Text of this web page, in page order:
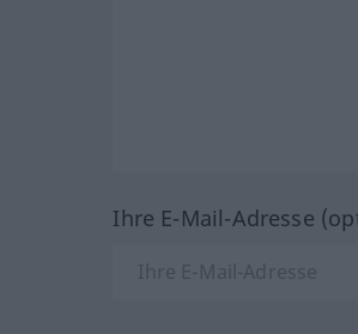
Ihre E-Mail-Adresse